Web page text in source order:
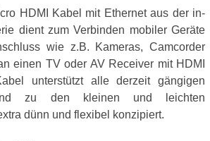
HDMI Kabel mit Ethernet aus der in-
dient zum Verbinden mobiler Geräte
wie z.B. Kameras, Camcorder
einen TV oder AV Receiver mit HDMI
unterstützt alle derzeit gängigen
zu den kleinen und leichten
dünn und flexibel konzipiert.